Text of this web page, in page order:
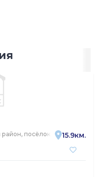
посёлок 15.9км.